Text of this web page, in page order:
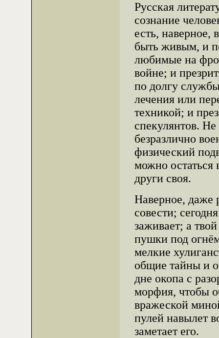
Русская
сознание
есть, наверное,
быть живым, и
любимые на
войне; и
по долгу
лечения или
техникой; и
спекулянтов.
безразлично
физический
можно
други своя.
Наверное, даже
совести;
заживает; а
пушки под
мелкие
общие тайны и
дне окопа с
морфия, чтобы
вражеской
пулей навылет
заметает его.